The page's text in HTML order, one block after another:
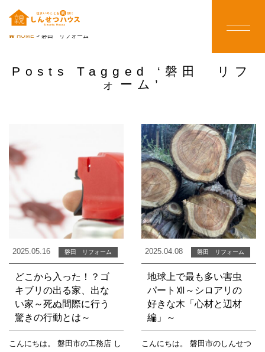
HOME > 磐田 リフォーム
Posts Tagged ‘磐田 リフ
ォーム’
2025.05.16 磐田 リフォーム
どこから入った！？ゴ
キブリの出る家、出な
い家～死ぬ間際に行う
驚きの行動とは～
こんにちは。 磐田市の工務店 し
2025.04.08 磐田 リフォーム
地球上で最も多い害虫
パートⅫ～シロアリの
好きな木「心材と辺材
編」～
こんにちは。 磐田市のしんせつ